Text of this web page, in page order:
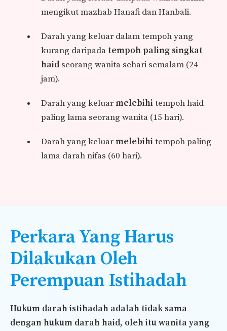
mengikut mazhab Hanafi dan Hanbali.
Darah yang keluar dalam tempoh yang
kurang daripada tempoh paling singkat
haid seorang wanita sehari semalam (24
jam).
Darah yang keluarmelebihitempoh haid
paling lama seorang wanita (15 hari).
Darah yang keluarmelebihitempoh paling
lama darah nifas (60 hari).
Perkara Yang Harus
Dilakukan Oleh
Perempuan Istihadah
Hukum darah istihadah adalah tidak sama
dengan hukum darah haid, oleh itu wanita yang